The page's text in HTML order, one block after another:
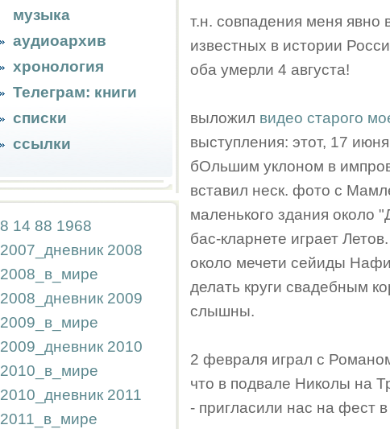
музыка
аудиоархив
хронология
Телеграм: книги
списки
ссылки
8 14 88 1968
2007_дневник 2008
2008_в_мире
2008_дневник 2009
2009_в_мире
2009_дневник 2010
2010_в_мире
2010_дневник 2011
2011_в_мире
т.н. совпадения меня явно
известных в истории
оба умерли 4 августа!
выложил видео старого
выступления: этот, 17
бОльшим уклоном в
вставил неск. фото с
маленького здания около
бас-кларнете играет
около мечети сейиды
делать круги свадебным
слышны.
2 февраля играл с
что в подвале Николы на
- пригласили нас на фест